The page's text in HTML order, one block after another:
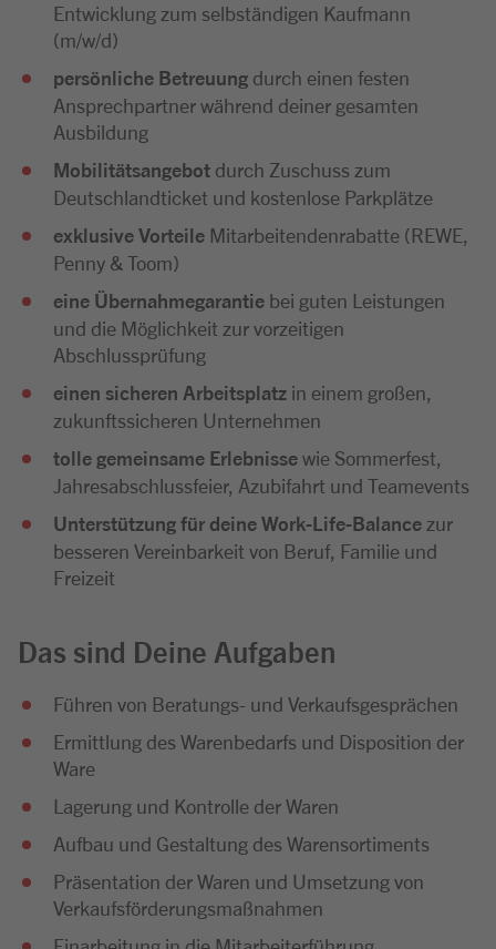
Entwicklung zum selbständigen Kaufmann
(m/w/d)
persönliche Betreuung durch einen festen
Ansprechpartner während deiner gesamten
Ausbildung
Mobilitätsangebot durch Zuschuss zum
Deutschlandticket und kostenlose Parkplätze
exklusive Vorteile Mitarbeitendenrabatte (REWE,
Penny & Toom)
eine Übernahmegarantie bei guten Leistungen
und die Möglichkeit zur vorzeitigen
Abschlussprüfung
einen sicheren Arbeitsplatz in einem großen,
zukunftssicheren Unternehmen
tolle gemeinsame Erlebnissewie Sommerfest,
Jahresabschlussfeier, Azubifahrt und Teamevents
Unterstützung für deine Work-Life-Balance zur
besseren Vereinbarkeit von Beruf, Familie und
Freizeit
Das sind Deine Aufgaben
Führen von Beratungs- und Verkaufsgesprächen
Ermittlung des Warenbedarfs und Disposition der
Ware
Lagerung und Kontrolle der Waren
Aufbau und Gestaltung des Warensortiments
Präsentation der Waren und Umsetzung von
Verkaufsförderungsmaßnahmen